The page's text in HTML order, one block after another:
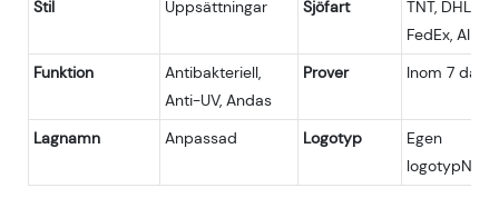
Stil Uppsättningar Sjöfart
TNT, DHL,
FedEx, AIR,
Funktion
Antibakteriell,
Anti-UV, Andas
Prover Inom 7
Lagnamn Anpassad Logotyp
Egen